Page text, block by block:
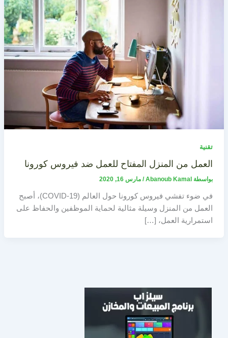
تقنية
العمل من المنزل المفتاح للعمل ضد فيروس كورونا
بواسطة Abanoub Kamal
/ مارس 16, 2020
في ضوء تفشي فيروس كورونا حول العالم (COVID-19)، أصبح
العمل من المنزل وسيلة مثالية لحماية الموظفين والحفاظ على
استمرارية العمل، […]